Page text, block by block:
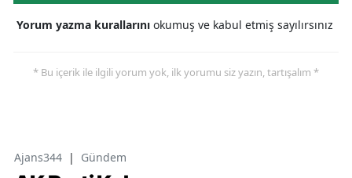
Yorum yazma kurallarını okumuş ve kabul etmiş sayılırsınız
* Bu içerik ile ilgili yorum yok, ilk yorumu siz yazın, tartışalım *
Ajans344 | Gündem